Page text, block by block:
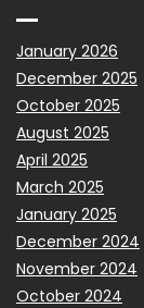
January 2026
December 2025
October 2025
August 2025
April 2025
March 2025
January 2025
December 2024
November 2024
October 2024